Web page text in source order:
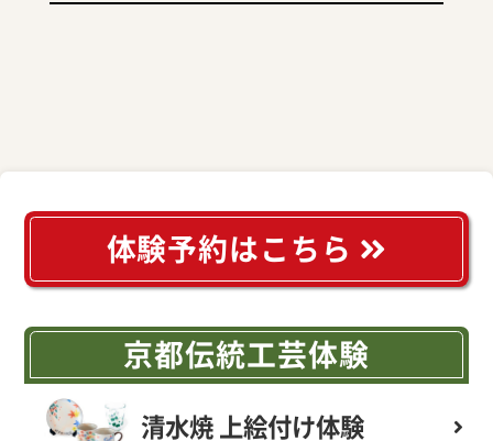
体験予約はこちら
京都伝統工芸体験
清水焼 上絵付け体験